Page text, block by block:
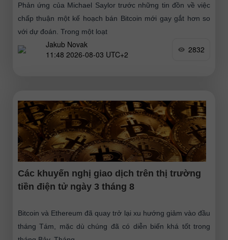
Phản ứng của Michael Saylor trước những tin đồn về việc
chấp thuận một kế hoạch bán Bitcoin mới gay gắt hơn so
với dự đoán. Trong một loạt
Jakub Novak
11:48 2026-08-03 UTC+2
2832
Các khuyến nghị giao dịch trên thị trường
tiền điện tử ngày 3 tháng 8
Bitcoin và Ethereum đã quay trở lại xu hướng giảm vào đầu
tháng Tám, mặc dù chúng đã có diễn biến khá tốt trong